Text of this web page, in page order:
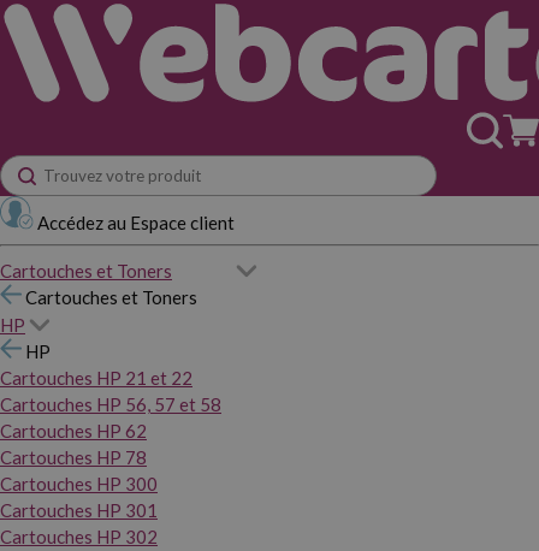
Accédez au Espace client
Cartouches et Toners
Cartouches et Toners
HP
HP
Cartouches HP 21 et 22
Cartouches HP 56, 57 et 58
Cartouches HP 62
Cartouches HP 78
Cartouches HP 300
Cartouches HP 301
Cartouches HP 302